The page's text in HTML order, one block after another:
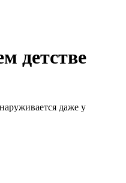
детстве
даже у